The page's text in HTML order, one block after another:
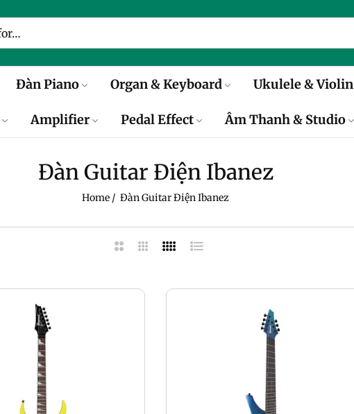
Đàn Piano Organ & Keyboard Ukulele & Violin
Amplifier Pedal Effect Âm Thanh & Studio
Đàn Guitar Điện Ibanez
Home / Đàn Guitar Điện Ibanez
2
3
4
List